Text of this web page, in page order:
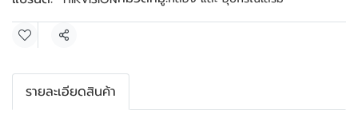
แชร์
รายละเอียดสินค้า